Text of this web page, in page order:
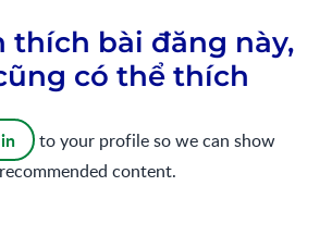
thích bài đăng này,
có thể thích
to your profile so we can show
recommended content.